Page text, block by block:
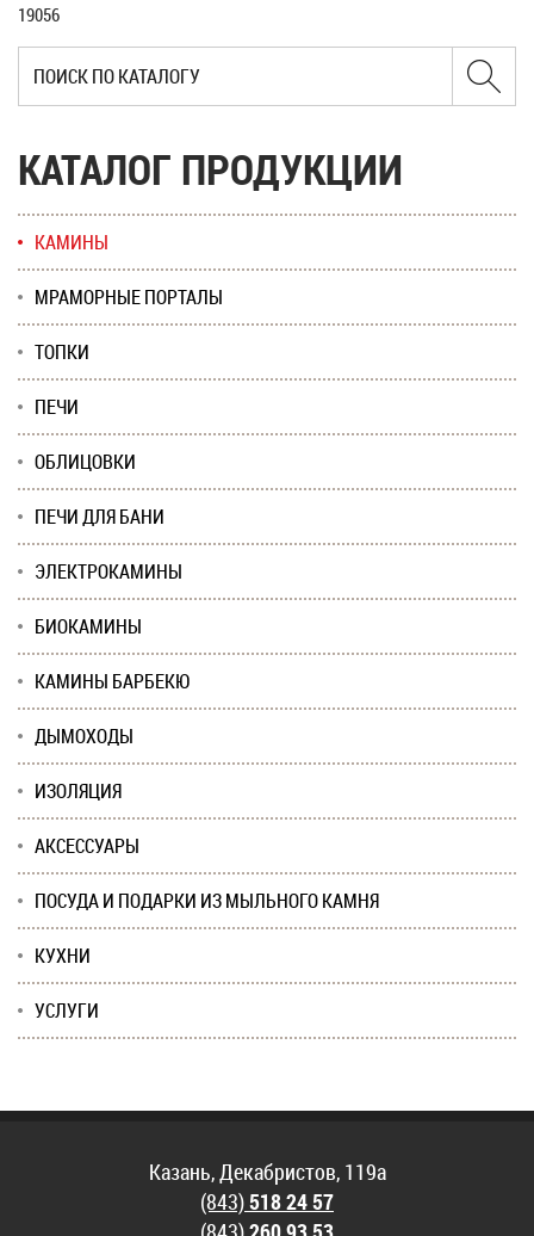
19056
КАТАЛОГ ПРОДУКЦИИ
КАМИНЫ
МРАМОРНЫЕ ПОРТАЛЫ
ТОПКИ
ПЕЧИ
ОБЛИЦОВКИ
ПЕЧИ ДЛЯ БАНИ
ЭЛЕКТРОКАМИНЫ
БИОКАМИНЫ
КАМИНЫ БАРБЕКЮ
ДЫМОХОДЫ
ИЗОЛЯЦИЯ
АКСЕССУАРЫ
ПОСУДА И ПОДАРКИ ИЗ МЫЛЬНОГО КАМНЯ
КУХНИ
УСЛУГИ
Казань, Декабристов, 119а
(843)518 24 57